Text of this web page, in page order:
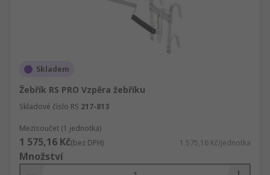
Skladem
Žebřík RS PRO Vzpěra žebříku
Skladové číslo RS 217-813
Mezisoučet (1 jednotka)
1 575,16 Kč(bez DPH) 1 575,16 Kč/jednotka
Množství